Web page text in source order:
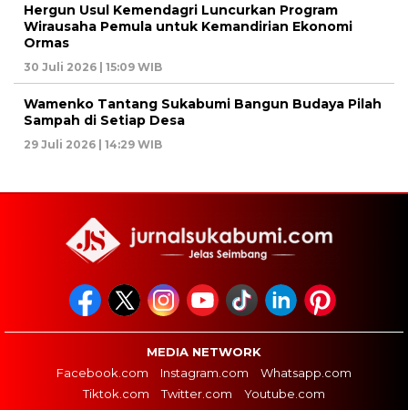
Hergun Usul Kemendagri Luncurkan Program
Wirausaha Pemula untuk Kemandirian Ekonomi
Ormas
30 Juli 2026 | 15:09 WIB
Wamenko Tantang Sukabumi Bangun Budaya Pilah
Sampah di Setiap Desa
29 Juli 2026 | 14:29 WIB
MEDIA NETWORK
Facebook.com
Instagram.com
Whatsapp.com
Tiktok.com
Twitter.com Youtube.com